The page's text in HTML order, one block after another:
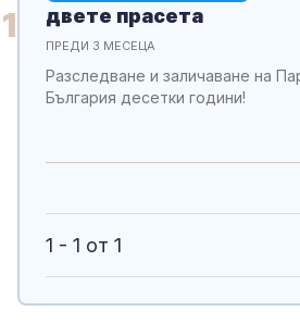
1 двете прасета
ПРЕДИ 3 МЕСЕЦА
Разследване и заличаване на
България десетки години!
1 - 1 от 1